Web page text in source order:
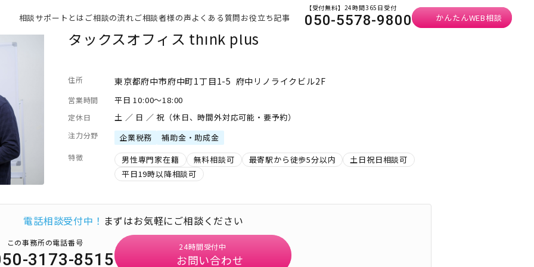
相談サポートとは ご相談の流れご相談者様の声よくある質問お役立ち記事
【受付無料】24時間365日受付
050-5578-9800 かんたんWEB相談
タックスオフィス think plus
住所 東京都府中市府中町1丁目1-5 府中リノライクビル2F
営業時間 平日 10:00～18:00
定休日 土 ／ 日 ／ 祝（休日、時間外対応可能・要予約）
注力分野 企業税務 補助金・助成金
特徴 男性専門家在籍 無料相談可 最寄駅から徒歩5分以内
土日祝日相談可
平日19時以降相談可
電話相談受付中！ まずはお気軽にご相談ください
この事務所の電話番号
3173-8515
24時間受付中
お問い合わせ